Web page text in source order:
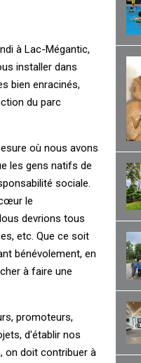
à Lac-Mégantic,
installer dans
bien enracinés,
du parc
où nous avons
les gens natifs de
sociale.
le
devrions tous
etc. Que ce soit
bénévolement, en
à faire une
promoteurs,
d'établir nos
on doit contribuer à